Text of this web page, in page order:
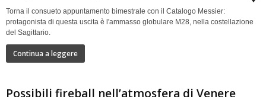
Torna il consueto appuntamento bimestrale con il Catalogo Messier:
protagonista di questa uscita è l'ammasso globulare M28, nella costellazione
del Sagittario.
Continua a leggere
Possibili fireball nell’atmosfera di Venere